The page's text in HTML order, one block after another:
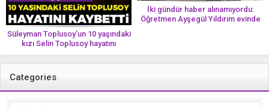
Süleyman Toplusoy’un 10 yaşındaki
kızı Selin Toplusoy hayatını
kaybetti! ‘Ah dünya güzeli melek’
İki gündür haber alınamıyordu:
Öğretmen Ayşegül Yıldırım evinde
Categories
Categories